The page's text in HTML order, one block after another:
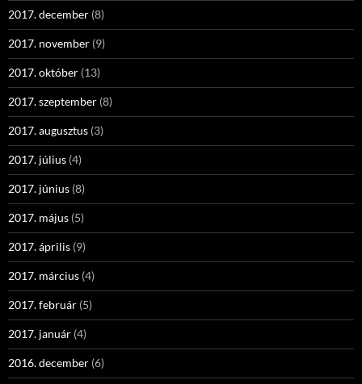
2017. december (8)
2017. november (9)
2017. október (13)
2017. szeptember (8)
2017. augusztus (3)
2017. július (4)
2017. június (8)
2017. május (5)
2017. április (9)
2017. március (4)
2017. február (5)
2017. január (4)
2016. december (6)